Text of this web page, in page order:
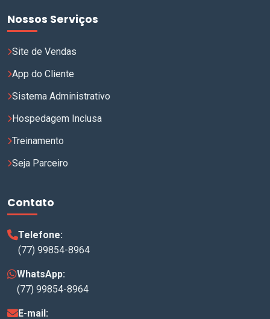
Nossos Serviços
Site de Vendas
App do Cliente
Sistema Administrativo
Hospedagem Inclusa
Treinamento
Seja Parceiro
Contato
Telefone:
(77) 99854-8964
WhatsApp:
(77) 99854-8964
E-mail: